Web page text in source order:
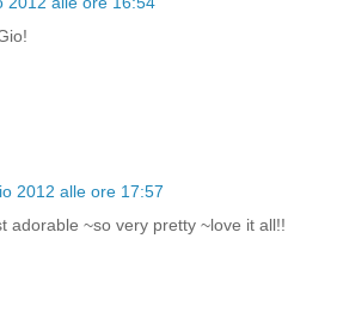
2012 alle ore 17:57
adorable ~so very pretty ~love it all!!